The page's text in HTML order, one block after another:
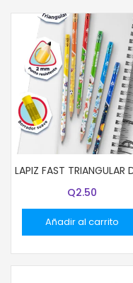
Q2.50
Añadir al carrito